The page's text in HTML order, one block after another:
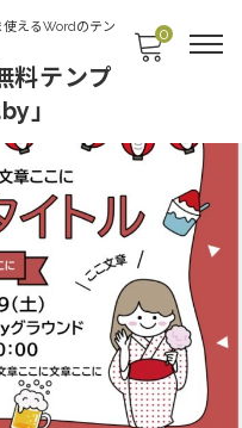
えるWordのテン
料テンプ
」
0